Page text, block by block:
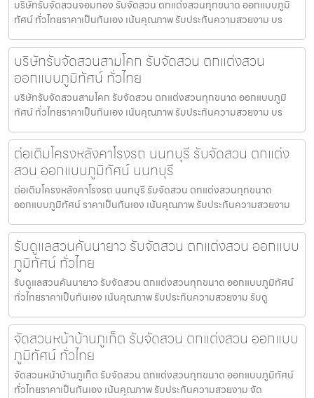
บริษัทรับจัดสวนจอมทอง รับจัดสวน ตกแต่งสวนทุกขนาด ออกแบบภูมิ
ทัศน์ ทั่วไทยราคาเป็นกันเอง เน้นคุณภาพ รับประกันความสวยงาม บร
บริษัทรับจัดสวนสามโคก รับจัดสวน ตกแต่งสวน
ออกแบบภูมิทัศน์ ทั่วไทย
บริษัทรับจัดสวนสามโคก รับจัดสวน ตกแต่งสวนทุกขนาด ออกแบบภูมิ
ทัศน์ ทั่วไทยราคาเป็นกันเอง เน้นคุณภาพ รับประกันความสวยงาม บร
ต่อเติมโครงหลังคาโรงรถ นนทบุรี รับจัดสวน ตกแต่ง
สวน ออกแบบภูมิทัศน์ นนทบุรี
ต่อเติมโครงหลังคาโรงรถ นนทบุรี รับจัดสวน ตกแต่งสวนทุกขนาด
ออกแบบภูมิทัศน์ ราคาเป็นกันเอง เน้นคุณภาพ รับประกันความสวยงาม
รับดูแลสวนคันนายาว รับจัดสวน ตกแต่งสวน ออกแบบ
ภูมิทัศน์ ทั่วไทย
รับดูแลสวนคันนายาว รับจัดสวน ตกแต่งสวนทุกขนาด ออกแบบภูมิทัศน์
ทั่วไทยราคาเป็นกันเอง เน้นคุณภาพ รับประกันความสวยงาม รับดู
จัดสวนหน้าบ้านภูเก็ต รับจัดสวน ตกแต่งสวน ออกแบบ
ภูมิทัศน์ ทั่วไทย
จัดสวนหน้าบ้านภูเก็ต รับจัดสวน ตกแต่งสวนทุกขนาด ออกแบบภูมิทัศน์
ทั่วไทยราคาเป็นกันเอง เน้นคุณภาพ รับประกันความสวยงาม จัด